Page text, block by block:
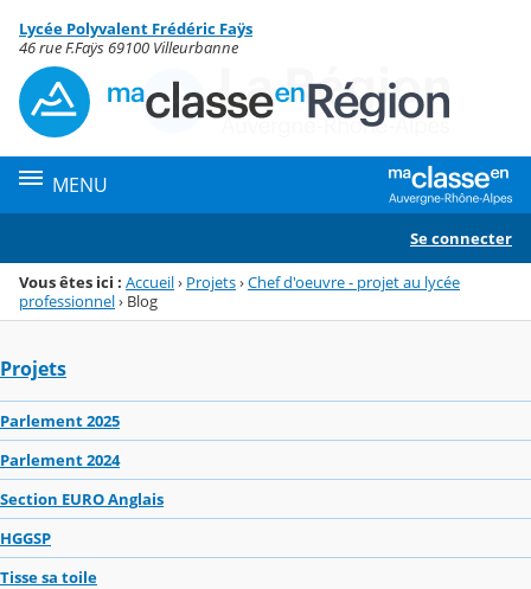
Menu de la rubrique
Contenu
Lycée Polyvalent Frédéric Faÿs
46 rue F.Faÿs 69100 Villeurbanne
MENU
Se connecter
Vous êtes ici : Accueil› Projets›Chef d'oeuvre - projet au lycée
professionnel› Blog
Projets
Parlement 2025
Parlement 2024
Section EURO Anglais
HGGSP
Tisse sa toile